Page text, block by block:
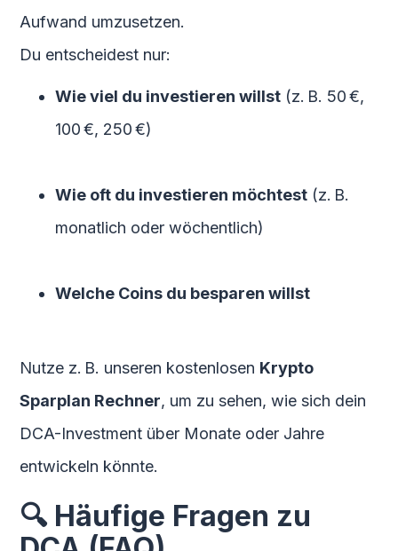
Aufwand umzusetzen.
Du entscheidest nur:
Wie viel du investieren willst (z. B. 50 €,
100 €, 250 €)
Wie oft du investieren möchtest (z. B.
monatlich oder wöchentlich)
Welche Coins du besparen willst
Nutze z. B. unseren kostenlosen Krypto
Sparplan Rechner, um zu sehen, wie sich dein
DCA-Investment über Monate oder Jahre
entwickeln könnte.
🔍 Häufige Fragen zu